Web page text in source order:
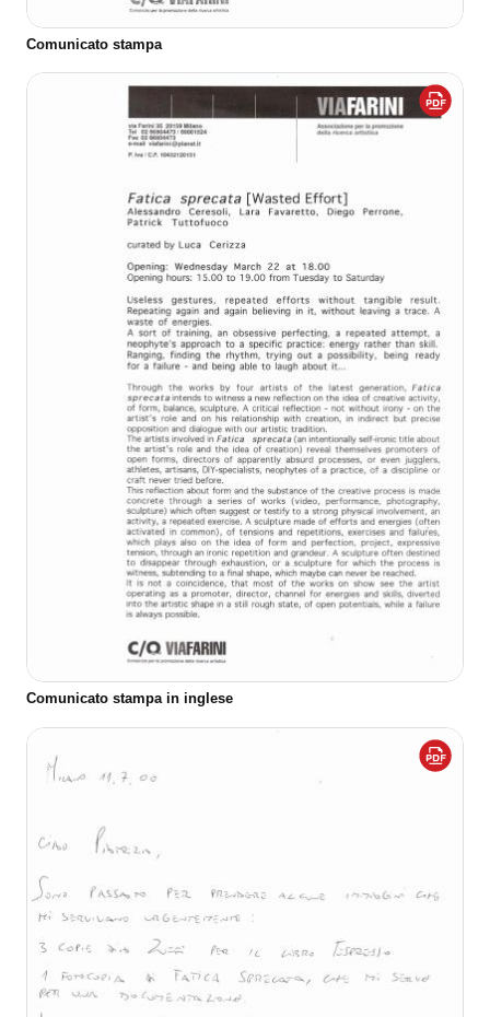
Comunicato stampa
Comunicato stampa in inglese